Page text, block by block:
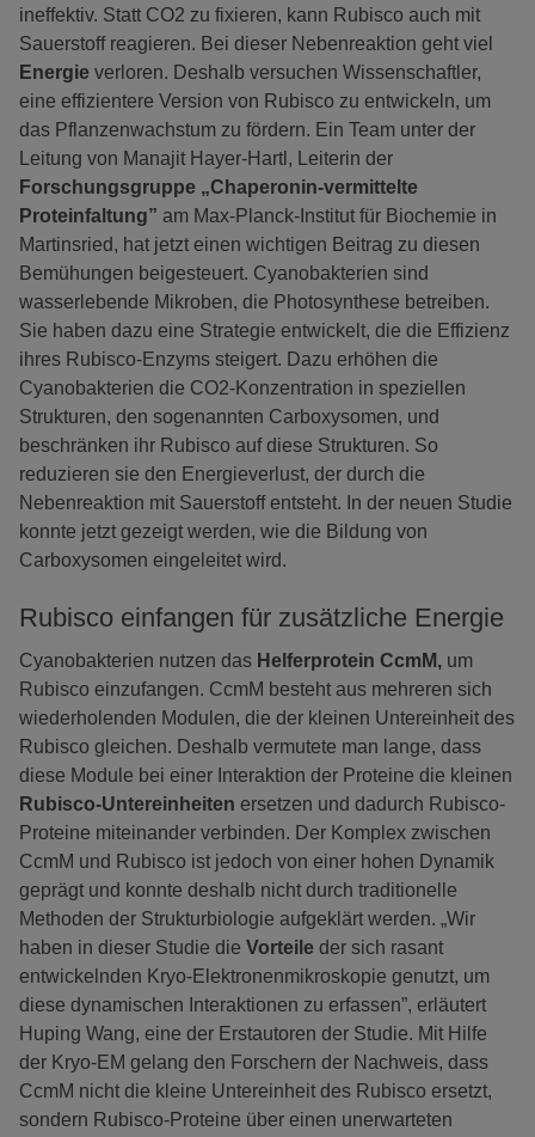
ineffektiv. Statt CO2 zu fixieren, kann Rubisco auch mit
Sauerstoff reagieren. Bei dieser Nebenreaktion geht viel
Energie verloren. Deshalb versuchen Wissenschaftler,
eine effizientere Version von Rubisco zu entwickeln, um
das Pflanzenwachstum zu fördern. Ein Team unter der
Leitung von Manajit Hayer-Hartl, Leiterin der
Forschungsgruppe „Chaperonin-vermittelte
Proteinfaltung” am Max-Planck-Institut für Biochemie in
Martinsried, hat jetzt einen wichtigen Beitrag zu diesen
Bemühungen beigesteuert. Cyanobakterien sind
wasserlebende Mikroben, die Photosynthese betreiben.
Sie haben dazu eine Strategie entwickelt, die die Effizienz
ihres Rubisco-Enzyms steigert. Dazu erhöhen die
Cyanobakterien die CO2-Konzentration in speziellen
Strukturen, den sogenannten Carboxysomen, und
beschränken ihr Rubisco auf diese Strukturen. So
reduzieren sie den Energieverlust, der durch die
Nebenreaktion mit Sauerstoff entsteht. In der neuen Studie
konnte jetzt gezeigt werden, wie die Bildung von
Carboxysomen eingeleitet wird.
Rubisco einfangen für zusätzliche Energie
Cyanobakterien nutzen das Helferprotein CcmM, um
Rubisco einzufangen. CcmM besteht aus mehreren sich
wiederholenden Modulen, die der kleinen Untereinheit des
Rubisco gleichen. Deshalb vermutete man lange, dass
diese Module bei einer Interaktion der Proteine die kleinen
Rubisco-Untereinheiten ersetzen und dadurch Rubisco-
Proteine miteinander verbinden. Der Komplex zwischen
CcmM und Rubisco ist jedoch von einer hohen Dynamik
geprägt und konnte deshalb nicht durch traditionelle
Methoden der Strukturbiologie aufgeklärt werden. „Wir
haben in dieser Studie die Vorteile der sich rasant
entwickelnden Kryo-Elektronenmikroskopie genutzt, um
diese dynamischen Interaktionen zu erfassen”, erläutert
Huping Wang, eine der Erstautoren der Studie. Mit Hilfe
der Kryo-EM gelang den Forschern der Nachweis, dass
CcmM nicht die kleine Untereinheit des Rubisco ersetzt,
sondern Rubisco-Proteine über einen unerwarteten